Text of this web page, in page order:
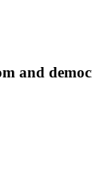
and